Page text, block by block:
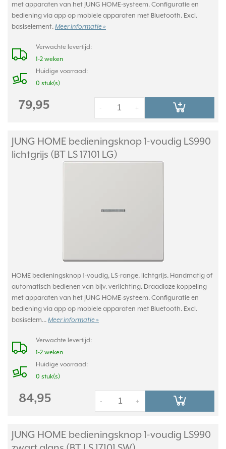
met apparaten van het JUNG HOME-systeem. Configuratie en
bediening via app op mobiele apparaten met Bluetooth. Excl.
basiselement. Meer informatie »
Verwachte levertijd:
1-2 weken
Huidige voorraad:
0 stuk(s)
79,95 +
-
JUNG HOME bedieningsknop 1-voudig LS990
lichtgrijs (BT LS 17101 LG)
HOME bedieningsknop 1-voudig, LS-range, lichtgrijs. Handmatig of
automatisch bedienen van bijv. verlichting. Draadloze koppeling
met apparaten van het JUNG HOME-systeem. Configuratie en
bediening via app op mobiele apparaten met Bluetooth. Excl.
basiselem... Meer informatie »
Verwachte levertijd:
1-2 weken
Huidige voorraad:
0 stuk(s)
84,95 +
-
JUNG HOME bedieningsknop 1-voudig LS990